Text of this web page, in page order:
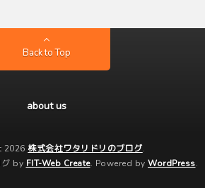
Back to Top
about us
2026 株式会社ワタリドリのブログ.
グ by FIT-Web Create. Powered by WordPress.